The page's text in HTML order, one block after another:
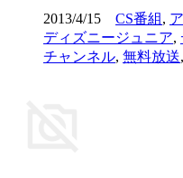
2013/4/15 CS番組,
ディズニージュニア,
チャンネル, 無料放送,